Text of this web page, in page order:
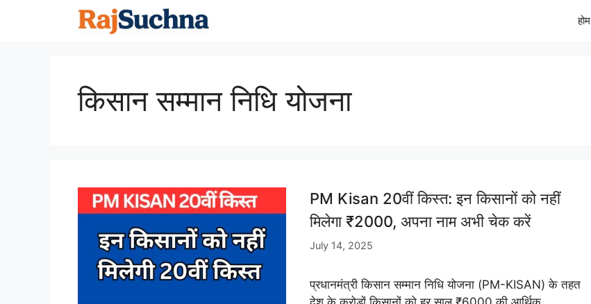
होम
किसान सम्मान निधि योजना
PM Kisan 20वीं किस्त: इन किसानों को नहीं
मिलेगा ₹2000, अपना नाम अभी चेक करें
July 14, 2025
प्रधानमंत्री किसान सम्मान निधि योजना (PM-KISAN) के तहत